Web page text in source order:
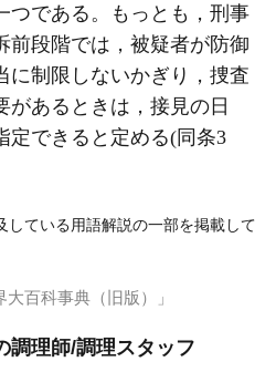
つである。もっとも，刑事
前段階では，被疑者が防御
に制限しないかぎり，捜査
があるときは，接見の日
定できると定める(同条3
ている用語解説の一部を掲載して
百科事典（旧版）」
調理師/調理スタッフ